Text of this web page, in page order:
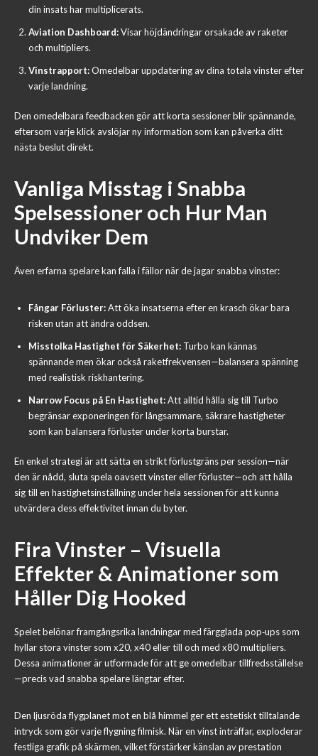
din insats har multiplicerats.
Aviation Dashboard:Visar höjdändringar orsakade av raketer
och multipliers.
Vinstrapport:Omedelbar uppdatering av dina totala vinster efter
varje landning.
Den omedelbara feedbacken gör att korta sessioner blir spännande,
eftersom varje klick avslöjar ny information som kan påverka ditt
nästa beslut direkt.
Vanliga Misstag i Snabba
Spelsessioner och Hur Man
Undviker Dem
Även erfarna spelare kan falla i fällor när de jagar snabba vinster:
Fångar Förluster:Att öka insatserna efter en krasch ökar bara
risken utan att ändra oddsen.
Misstolka Hastighet för Säkerhet: Turbo kan kännas
spännande men ökar också raketfrekvensen—balansera spänning
med realistisk riskhantering.
Narrow Focus på En Hastighet:Att alltid hålla sig till Turbo
begränsar exponeringen för långsammare, säkrare hastigheter
som kan balansera förluster under korta burstar.
En enkel strategi är att sätta en strikt förlustgräns per session—när
den är nådd, sluta spela oavsett vinster eller förluster—och att hålla
sig till en hastighetsinställning under hela sessionen för att kunna
utvärdera dess effektivitet innan du byter.
Fira Vinster – Visuella
Effekter & Animationer som
Håller Dig Hooked
Spelet belönar framgångsrika landningar med färgglada pop‑ups som
hyllar stora vinster som x20, x40 eller till och med x80 multipliers.
Dessa animationer är utformade för att ge omedelbar tillfredsställelse
—precis vad snabba spelare längtar efter.
Den ljusröda flygplanet mot en blå himmel ger ett estetiskt tilltalande
intryck som gör varje flygning filmisk. När en vinst inträffar, exploderar
festliga grafik på skärmen, vilket förstärker känslan av prestation